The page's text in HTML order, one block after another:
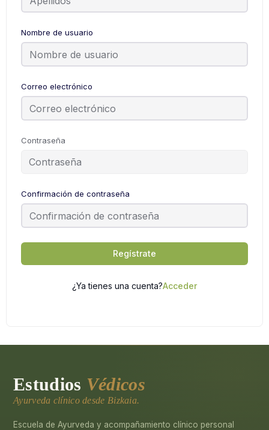
Nombre de usuario
Correo electrónico
Contraseña
Confirmación de contraseña
Regístrate
¿Ya tienes una cuenta?Acceder
Estudios Védicos
Ayurveda clínico desde Bizkaia.
Escuela de Ayurveda y acompañamiento clínico personal